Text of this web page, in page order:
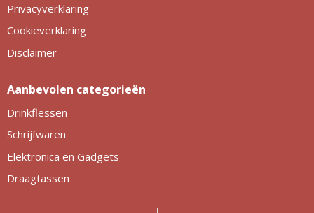
Privacyverklaring
Cookieverklaring
Disclaimer
Aanbevolen categorieën
Drinkflessen
Schrijfwaren
Elektronica en Gadgets
Draagtassen